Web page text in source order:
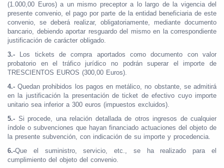
(1.000,00 Euros) a un mismo preceptor a lo largo de la vigencia del
presente convenio, el pago por parte de la entidad beneficiaria de este
convenio, se deberá realizar, obligatoriamente, mediante documento
bancario, debiendo aportar resguardo del mismo en la correspondiente
justificación de carácter obligado.
3.-
Los tickets de compra aportados como documento con valor
probatorio en el tráfico jurídico no podrán superar el importe de
TRESCIENTOS EUROS (300,00 Euros).
4.-Quedan prohibidos los pagos en metálico, no obstante, se admitirá
en la justificación la presentación de ticket de efectivo cuyo importe
unitario sea inferior a 300 euros (impuestos excluidos).
5.- Si procede, una relación detallada de otros ingresos de cualquier
índole o subvenciones que hayan financiado actuaciones del objeto de
la presente subvención, con indicación de su importe y procedencia.
6.-Que el suministro, servicio, etc., se ha realizado para el
cumplimiento del objeto del convenio.